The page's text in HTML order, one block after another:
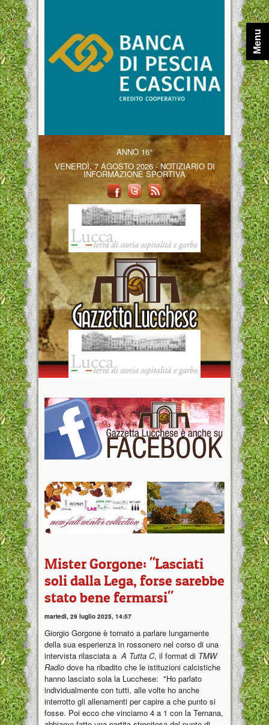
ANNO 16°
VENERDÌ, 7 AGOSTO 2026 - NOTIZIARIO DI
INFORMAZIONE SPORTIVA
Mister Gorgone: "Lasciati
soli dalla Lega, forse sarebbe
stato bene fermarsi"
martedì, 29 luglio 2025, 14:57
Giorgio Gorgone è tornato a parlare lungamente
della sua esperienza in rossonero nel corso di una
intervista rilasciata a A Tutta C, il format di TMW
Radio dove ha ribadito che le istituzioni calcistiche
hanno lasciato sola la Lucchese: "Ho parlato
individualmente con tutti, alle volte ho anche
interrotto gli allenamenti per capire a che punto si
fosse. Poi ecco che vinciamo 4 a 1 con la Ternana,
Menu